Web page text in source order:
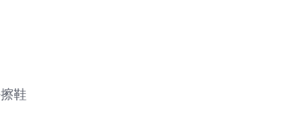
鞋